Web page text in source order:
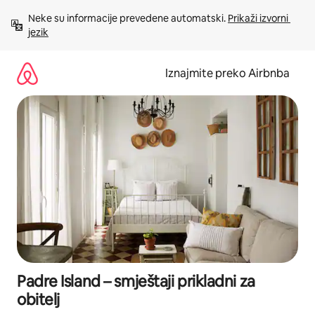
sadržaj
Neke su informacije prevedene automatski. Prikaži izvorni
jezik
Iznajmite preko Airbnba
Padre Island – smještaji prikladni za
obitelj